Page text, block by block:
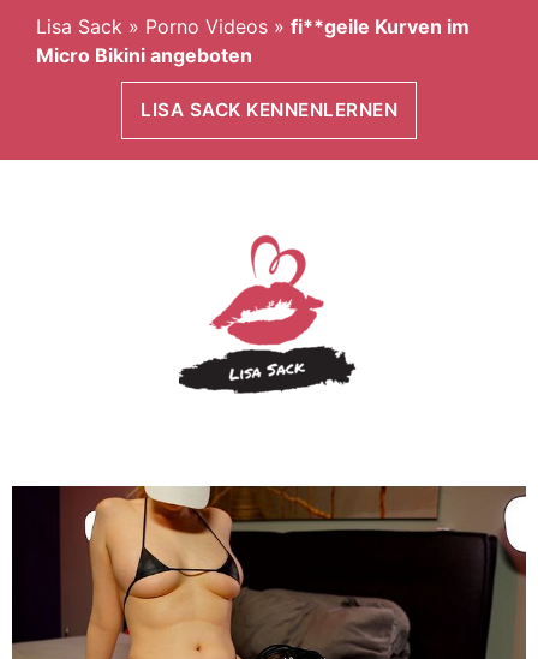
Lisa Sack » Porno Videos » fi**geile Kurven im
Micro Bikini angeboten
LISA SACK KENNENLERNEN